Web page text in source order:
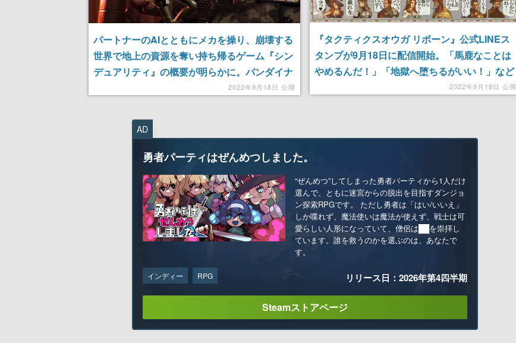
パートナーのAIとともにメカを操り、崩壊する
世界で地上の資源を奪い持ち帰るゲーム『シン
デュアリティ』の概要が明らかに。バンダイナ
ムコグループが新たに展開する大型SFプロジ
2022年9月18日 公開
『タクティクスオウガ リボーン』公式LINEス
タンプが9月18日に配信開始。「馬鹿なことは
やめるんだ！」「地獄へ堕ちるがいい！」など
2022年9月18日 公開
AD
勇者パーティはぜんめつしました。
“ぜんめつ”してしまった勇者パーティから1人だけ
選んで、ともに迷宮からの脱出を目指すダンジョ
ン探索RPGです。 ただし勇者は「はい/いいえ」
しか喋れず、魔法使いは魔法が使えず、戦士は可
愛らしい人形になっていて、僧侶は██を崇拝し
ています。誰を救うのかを選ぶのは、あなたで
す。
インディー RPG リリース日：2026年第4四半期
Steamストアページ